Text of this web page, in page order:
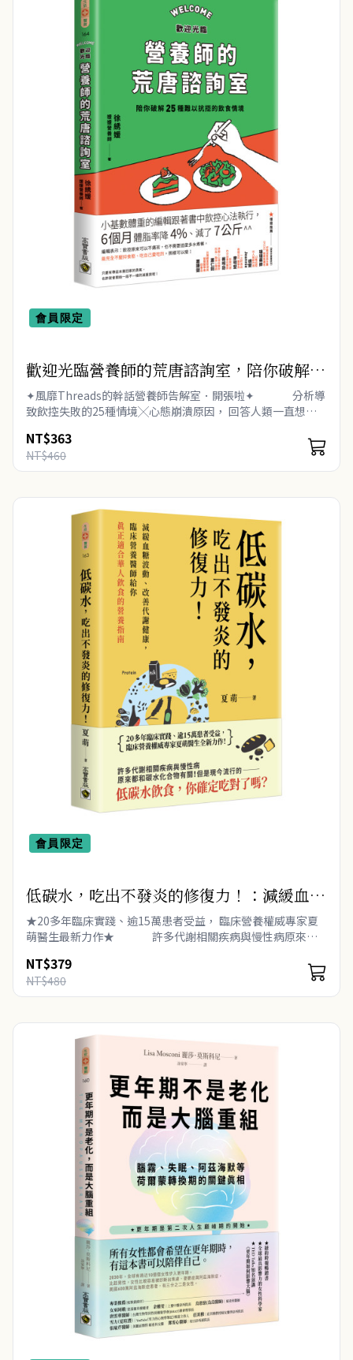
會員限定
歡迎光臨營養師的荒唐諮詢室，陪你破解25
種難以抗拒的飲食情境：從每次的「這次就
算了」開始，覺察飲食中的情緒與慣性，不
再讓壓力決定你要吃什麼
✦風靡Threads的幹話營養師告解室．開張啦✦ 分析導
致飲控失敗的25種情境╳心態崩潰原因， 回答人類一直想破
＼為何我始..
NT$363
NT$460
會員限定
低碳水，吃出不發炎的修復力！：減緩血糖
波動、改善代謝健康，臨床營養醫師給你真
正適合華人飲食的營養指南
★20多年臨床實踐、逾15萬患者受益， 臨床營養權威專家夏
萌醫生最新力作★ 許多代謝相關疾病與慢性病原來都
了嗎？ 「..
NT$379
NT$480